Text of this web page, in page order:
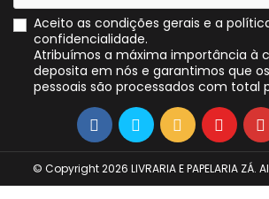
Aceito as condições gerais e a
confidencialidade.
Atribuímos a máxima importância à
deposita em nós e garantimos que
pessoais são processados com total
© Copyright 2026 LIVRARIA E PAPELARIA ZÁ.